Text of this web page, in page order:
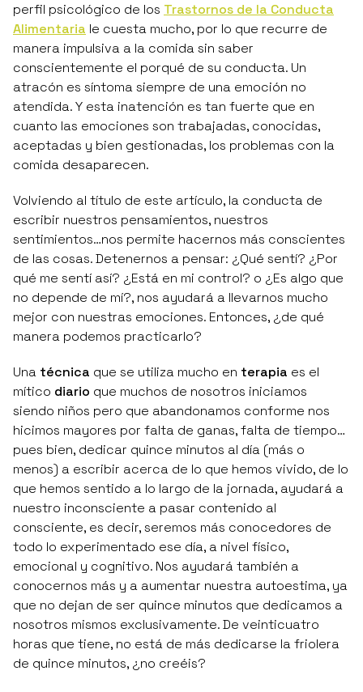
perfil psicológico de los Trastornos de la Conducta
Alimentaria le cuesta mucho, por lo que recurre de
manera impulsiva a la comida sin saber
conscientemente el porqué de su conducta. Un
atracón es síntoma siempre de una emoción no
atendida. Y esta inatención es tan fuerte que en
cuanto las emociones son trabajadas, conocidas,
aceptadas y bien gestionadas, los problemas con la
comida desaparecen.
Volviendo al título de este artículo, la conducta de
escribir nuestros pensamientos, nuestros
sentimientos…nos permite hacernos más conscientes
de las cosas. Detenernos a pensar: ¿Qué sentí? ¿Por
qué me sentí así? ¿Está en mi control? o ¿Es algo que
no depende de mí?, nos ayudará a llevarnos mucho
mejor con nuestras emociones. Entonces, ¿de qué
manera podemos practicarlo?
Una técnica que se utiliza mucho en terapia es el
mítico diario que muchos de nosotros iniciamos
siendo niños pero que abandonamos conforme nos
hicimos mayores por falta de ganas, falta de tiempo…
pues bien, dedicar quince minutos al día (más o
menos) a escribir acerca de lo que hemos vivido, de lo
que hemos sentido a lo largo de la jornada, ayudará a
nuestro inconsciente a pasar contenido al
consciente, es decir, seremos más conocedores de
todo lo experimentado ese día, a nivel físico,
emocional y cognitivo. Nos ayudará también a
conocernos más y a aumentar nuestra autoestima, ya
que no dejan de ser quince minutos que dedicamos a
nosotros mismos exclusivamente. De veinticuatro
horas que tiene, no está de más dedicarse la friolera
de quince minutos, ¿no creéis?